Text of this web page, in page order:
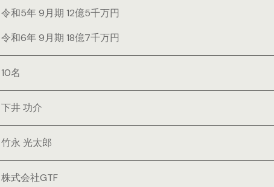
令和5年 9月期 12億5千万円
令和6年 9月期 18億7千万円
10名
下井 功介
竹永 光太郎
株式会社GTF